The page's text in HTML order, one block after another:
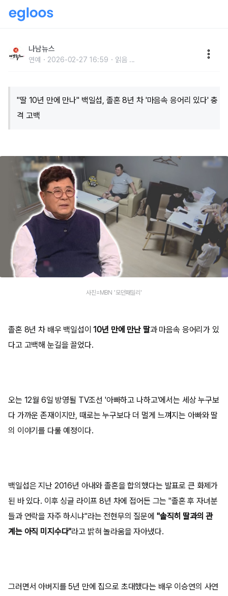
있다' 충격 고백
나남뉴스
연예 2026-02-27 16:59 읽음 ...
"딸 10년 만에 만나" 백일섭, 졸혼 8년 차 '마음속 응어리 있다' 충
격 고백
사진=MBN '모던패밀리'
졸혼 8년 차 배우 백일섭이 10년 만에 만난 딸과 마음속 응어리가 있
다고 고백해 눈길을 끌었다.
오는 12월 6일 방영될 TV조선 '아빠하고 나하고'에서는 세상 누구보
다 가까운 존재이지만, 때로는 누구보다 더 멀게 느껴지는 아빠와 딸
의 이야기를 다룰 예정이다.
백일섭은 지난 2016년 아내와 졸혼을 합의했다는 발표로 큰 화제가
된 바 있다. 이후 싱글 라이프 8년 차에 접어든 그는 "졸혼 후 자녀분
들과 연락을 자주 하시냐"라는 전현무의 질문에 "솔직히 딸과의 관
계는 아직 미지수다"라고 밝혀 놀라움을 자아냈다.
그러면서 아버지를 5년 만에 집으로 초대했다는 배우 이승연의 사연